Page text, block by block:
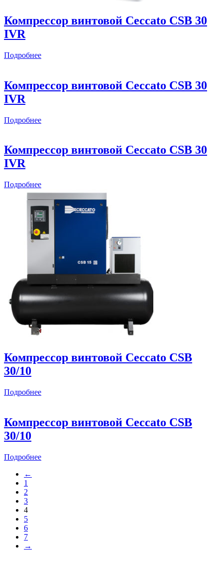
Компрессор винтовой Ceccato CSB 30
IVR
Подробнее
Компрессор винтовой Ceccato CSB 30
IVR
Подробнее
Компрессор винтовой Ceccato CSB 30
IVR
Подробнее
Компрессор винтовой Ceccato CSB
30/10
Подробнее
Компрессор винтовой Ceccato CSB
30/10
Подробнее
←
1
2
3
4
5
6
7
→